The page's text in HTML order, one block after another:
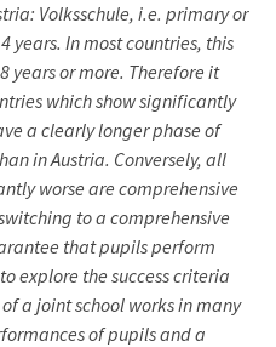
Volksschule, i.e. primary or
years. In most countries, this
years or more. Therefore it
which show significantly
a clearly longer phase of
in Austria. Conversely, all
worse are comprehensive
to a comprehensive
that pupils perform
explore the success criteria
a joint school works in many
of pupils and a